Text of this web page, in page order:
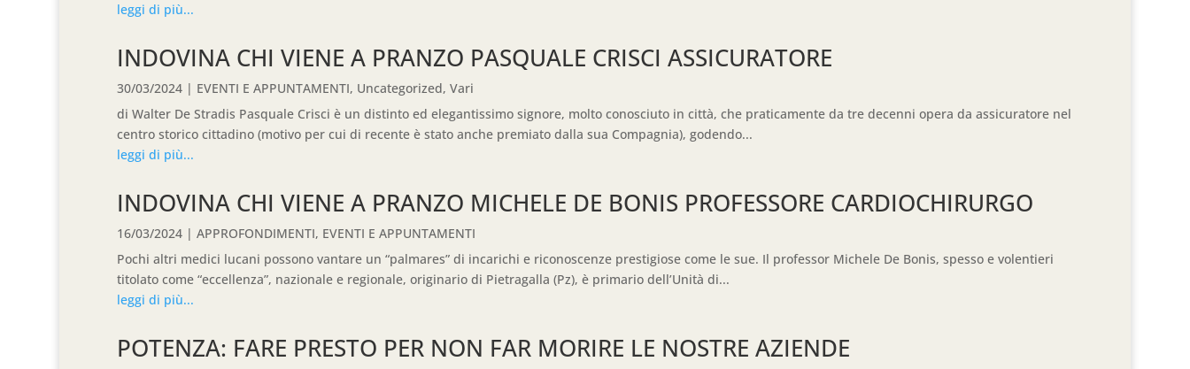
leggi di più...
INDOVINA CHI VIENE A PRANZO PASQUALE CRISCI ASSICURATORE
30/03/2024 | EVENTI E APPUNTAMENTI, Uncategorized,Vari
di Walter De Stradis Pasquale Crisci è un distinto ed elegantissimo signore, molto conosciuto in città, che praticamente da tre decenni opera da assicuratore nel
centro storico cittadino (motivo per cui di recente è stato anche premiato dalla sua Compagnia), godendo...
leggi di più...
INDOVINA CHI VIENE A PRANZO MICHELE DE BONIS PROFESSORE CARDIOCHIRURGO
16/03/2024 |APPROFONDIMENTI, EVENTI E APPUNTAMENTI
Pochi altri medici lucani possono vantare un “palmares” di incarichi e riconoscenze prestigiose come le sue. Il professor Michele De Bonis, spesso e volentieri
titolato come “eccellenza”, nazionale e regionale, originario di Pietragalla (Pz), è primario dell’Unità di...
leggi di più...
POTENZA: FARE PRESTO PER NON FAR MORIRE LE NOSTRE AZIENDE